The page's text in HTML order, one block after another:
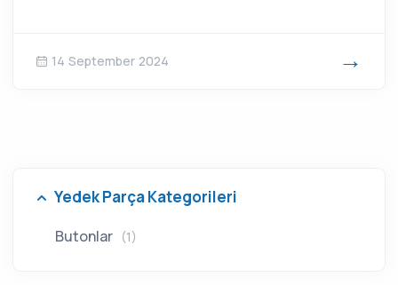
14 September 2024 →
Yedek Parça Kategorileri
Butonlar (1)